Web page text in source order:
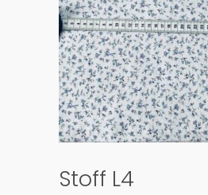
Stoff L4